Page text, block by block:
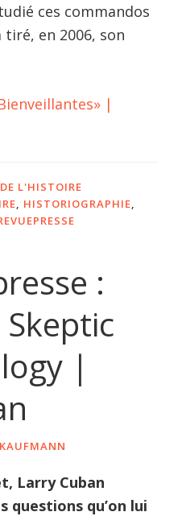
ces commandos
en 2006, son
|
L'HISTOIRE
HISTORIOGRAPHIE
:
|
Larry Cuban
questions qu’on lui